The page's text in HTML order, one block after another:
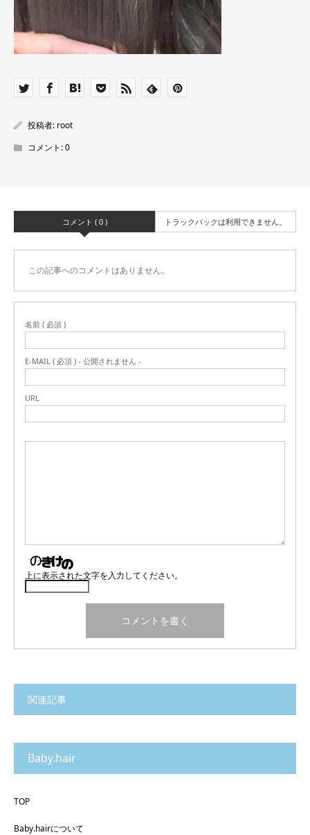
投稿者: root
コメント:0
コメント ( 0 ) トラックバックは利用できません。
この記事へのコメントはありません。
名前 ( 必須 )
E-MAIL ( 必須 ) - 公開されません -
URL
上に表示された文字を入力してください。
関連記事
Baby.hair
TOP
Baby.hairについて